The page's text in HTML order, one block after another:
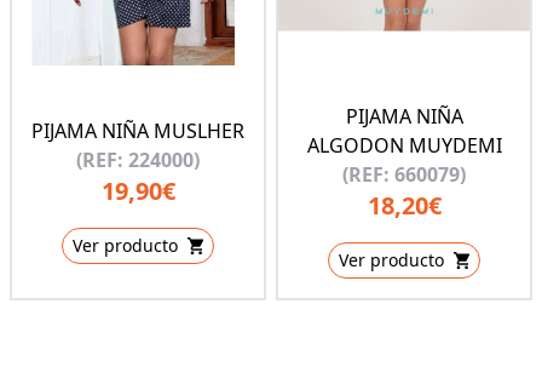
PIJAMA NIÑA MUSLHER
(REF: 224000)
19,90€
Ver producto
PIJAMA NIÑA
ALGODON MUYDEMI
(REF: 660079)
18,20€
Ver producto